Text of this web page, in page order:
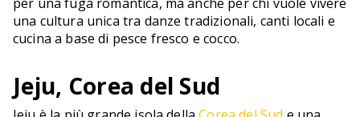
una cultura unica tra danze tradizionali, canti locali e
cucina a base di pesce fresco e cocco.
Jeju, Corea del Sud